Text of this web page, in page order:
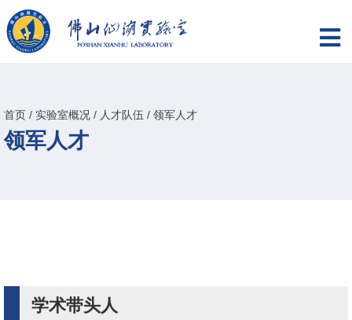
首页 / 实验室概况 / 人才队伍 / 领军人才
领军人才
学术带头人